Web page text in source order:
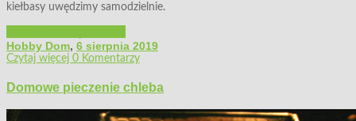
kiełbasy uwędzimy samodzielnie.
Hobby Dom, 6 sierpnia 2019
Czytaj więcej 0 Komentarzy
Domowe pieczenie chleba